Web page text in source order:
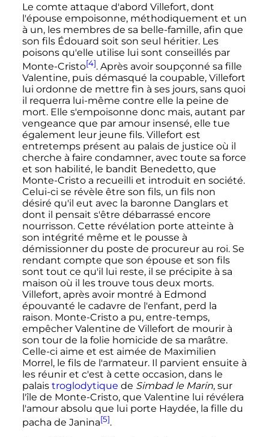
Le comte attaque d'abord Villefort, dont
l'épouse empoisonne, méthodiquement et un
à un, les membres de sa belle-famille, afin que
son fils Édouard soit son seul héritier. Les
poisons qu'elle utilise lui sont conseillés par
Monte-Cristo[4]. Après avoir soupçonné sa fille
Valentine, puis démasqué la coupable, Villefort
lui ordonne de mettre fin à ses jours, sans quoi
il requerra lui-même contre elle la peine de
mort. Elle s'empoisonne donc mais, autant par
vengeance que par amour insensé, elle tue
également leur jeune fils. Villefort est
entretemps présent au palais de justice où il
cherche à faire condamner, avec toute sa force
et son habilité, le bandit Benedetto, que
Monte-Cristo a recueilli et introduit en société.
Celui-ci se révèle être son fils, un fils non
désiré qu'il eut avec la baronne Danglars et
dont il pensait s'être débarrassé encore
nourrisson. Cette révélation porte atteinte à
son intégrité même et le pousse à
démissionner du poste de procureur au roi. Se
rendant compte que son épouse et son fils
sont tout ce qu'il lui reste, il se précipite à sa
maison où il les trouve tous deux morts.
Villefort, après avoir montré à Edmond
épouvanté le cadavre de l'enfant, perd la
raison. Monte-Cristo a pu, entre-temps,
empêcher Valentine de Villefort de mourir à
son tour de la folie homicide de sa marâtre.
Celle-ci aime et est aimée de Maximilien
Morrel, le fils de l'armateur. Il parvient ensuite à
les réunir et c'est à cette occasion, dans le
palais troglodytique de Simbad le Marin, sur
l'île de Monte-Cristo, que Valentine lui révélera
l'amour absolu que lui porte Haydée, la fille du
pacha de Janina[5].